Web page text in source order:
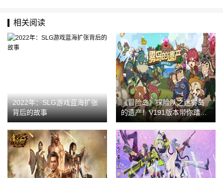
相关阅读
2022年：SLG游戏蓝海扩张
背后的故事
《冒险岛》探险队之迷雾岛
的遗产！V191版本带你踏上
寻宝之旅！